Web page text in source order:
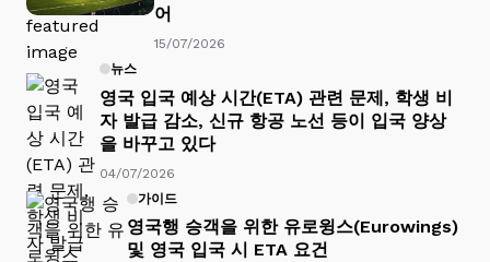
어
15/07/2026
뉴스
영국 입국 예상 시간(ETA) 관련 문제, 학생 비
자 발급 감소, 신규 항공 노선 등이 입국 양상
을 바꾸고 있다
04/07/2026
가이드
영국행 승객을 위한 유로윙스(Eurowings)
및 영국 입국 시 ETA 요건